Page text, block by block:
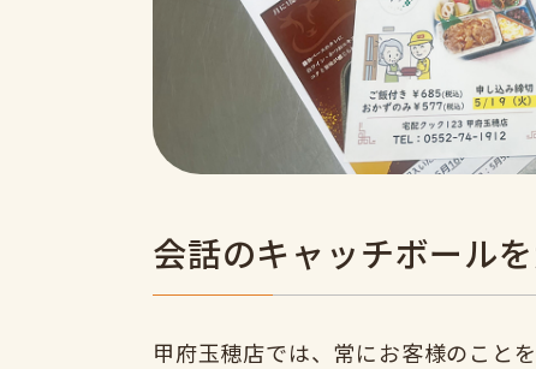
会話のキャッチボール
甲府玉穂店では、常にお客様のこと